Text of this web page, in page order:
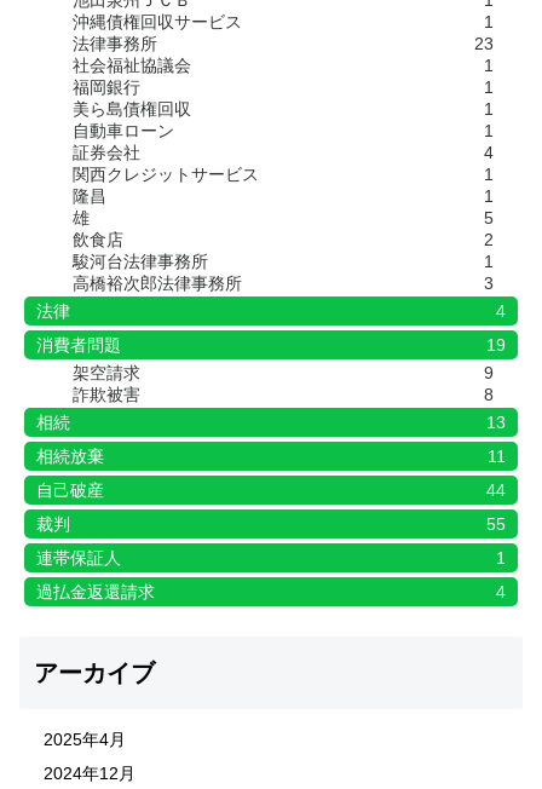
沖縄債権回収サービス
1
法律事務所
23
社会福祉協議会
1
福岡銀行
1
美ら島債権回収
1
自動車ローン
1
証券会社
4
関西クレジットサービス
1
隆昌
1
雄
5
飲食店
2
駿河台法律事務所
1
高橋裕次郎法律事務所
3
法律
4
消費者問題
19
架空請求
9
詐欺被害
8
相続
13
相続放棄
11
自己破産
44
裁判
55
連帯保証人
1
過払金返還請求
4
アーカイブ
2025年4月
2024年12月